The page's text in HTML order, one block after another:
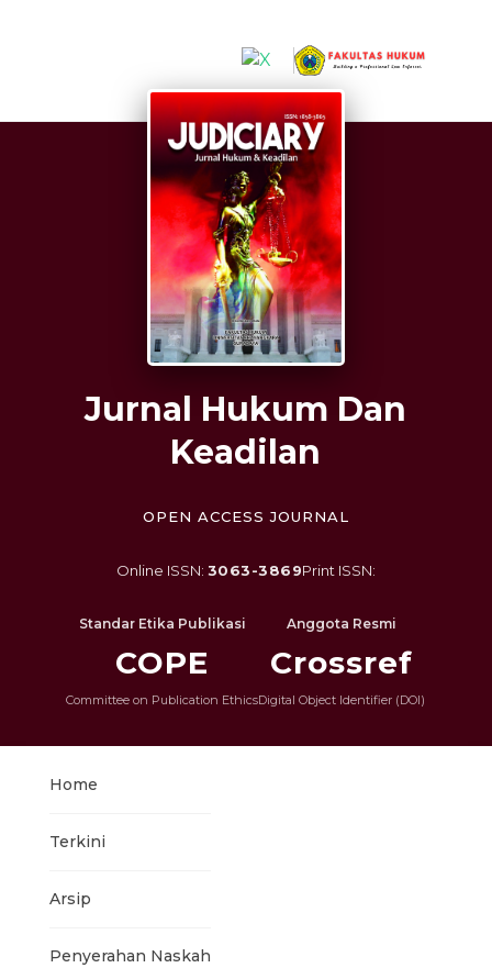
Jurnal Hukum Dan
Keadilan
OPEN ACCESS JOURNAL
Online ISSN: 3063-3869Print ISSN:
Standar Etika Publikasi
COPE
Committee on Publication Ethics
Anggota Resmi
Crossref
Digital Object Identifier (DOI)
Home
Terkini
Arsip
Penyerahan Naskah